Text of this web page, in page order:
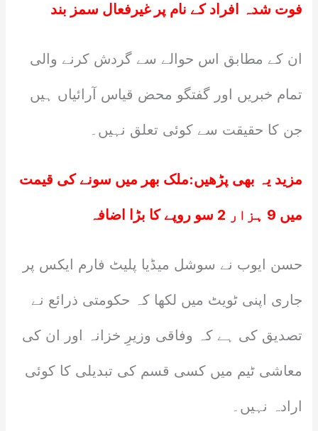
فوت شدہ افراد کے نام پر غیرفعال سمز بند
ان کے مطابق اس حوالے سے گردش کرنے والی
تمام خبریں اور گفتگو محض قیاس آرائیاں ہیں
جن کا حقیقت سے کوئی تعلق نہیں۔
مزید یہ بھی پڑھیں:ملک بھر میں سونے کی قیمت
میں 9 ہزار 2 سو روپے کا بڑا اضافہ
حسن ایوب نے سوشل میڈیا پلیٹ فارم ایکس پر
جاری اپنی ٹویٹ میں لکھا کہ حکومتی ذرائع نے
تصدیق کی ہے کہ وفاقی وزیرِ خزانہ اور ان کی
معاشی ٹیم میں کسی قسم کی تبدیلی کا کوئی
ارادہ نہیں۔